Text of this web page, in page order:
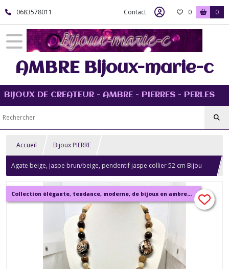
0683578011 Contact 0 0
AMBRE Bijoux-marie-c
BIJOUX DE CREATEUR - AMBRE - PIERRES - PERLES
Accueil Bijoux PIERRE
Agate beige, jaspe brun/beige, pendentif jaspe collier 52 cm Bijou
femme
Collection élégante, tendance, moderne, de bijoux en ambre, pierre, perles.